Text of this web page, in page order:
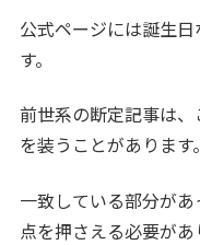
公式ページには誕生
す。
前世系の断定記事は
を装うことがあります。
一致している部分が
点を押さえる必要があ